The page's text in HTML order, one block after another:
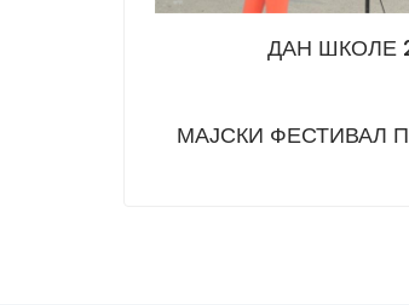
ДАН ШКОЛЕ
МАЈСКИ ФЕСТИВАЛ